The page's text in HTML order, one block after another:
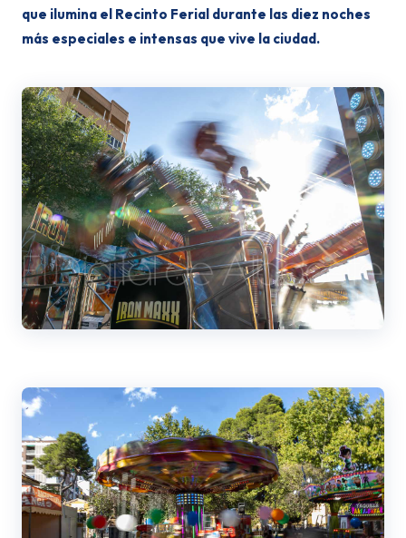
que ilumina el Recinto Ferial durante las diez noches
más especiales e intensas que vive la ciudad.